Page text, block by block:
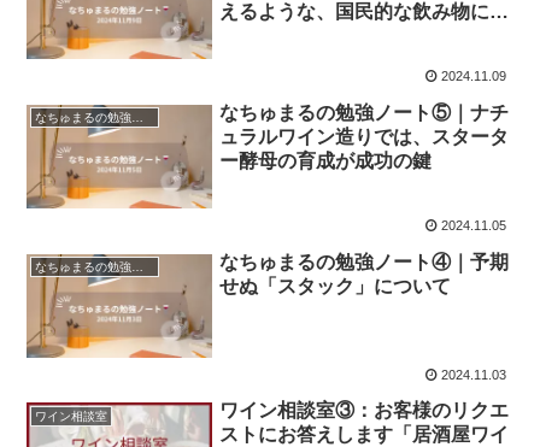
えるような、国民的な飲み物にし
2024.11.09
なちゅまるの勉強ノート
なちゅまるの勉強ノート⑤｜ナチ
ュラルワイン造りでは、スタータ
ー酵母の育成が成功の鍵
2024.11.05
なちゅまるの勉強ノート
なちゅまるの勉強ノート④｜予期
せぬ「スタック」について
2024.11.03
ワイン相談室
ワイン相談室③：お客様のリクエ
ストにお答えします「居酒屋ワイ